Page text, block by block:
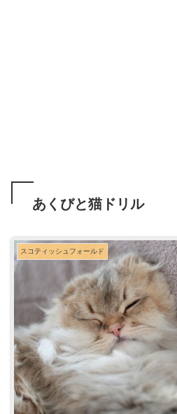
あくびと猫ドリル
スコティッシュフォールド